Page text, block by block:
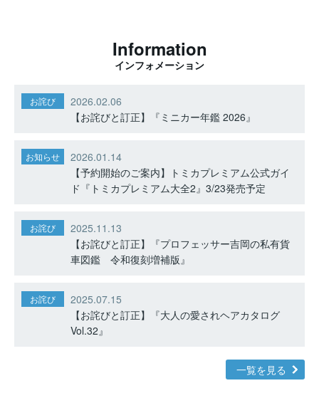
Information
インフォメーション
お詫び
2026.02.06
【お詫びと訂正】『ミニカー年鑑 2026』
お知らせ
2026.01.14
【予約開始のご案内】トミカプレミアム公式ガイ
ド『トミカプレミアム大全2』3/23発売予定
お詫び
2025.11.13
【お詫びと訂正】『プロフェッサー吉岡の私有貨
車図鑑 令和復刻増補版』
お詫び
2025.07.15
【お詫びと訂正】『大人の愛されヘアカタログ
Vol.32』
一覧を見る